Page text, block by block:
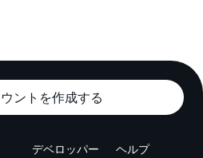
ントを作成する
デベロッパー ヘルプ